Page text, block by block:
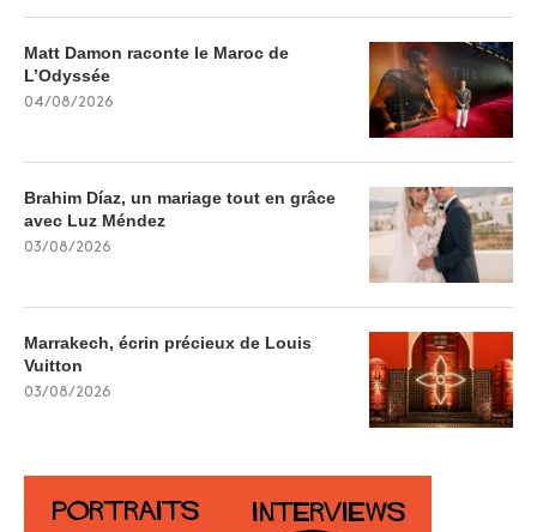
Matt Damon raconte le Maroc de
L’Odyssée
04/08/2026
Brahim Díaz, un mariage tout en grâce
avec Luz Méndez
03/08/2026
Marrakech, écrin précieux de Louis
Vuitton
03/08/2026